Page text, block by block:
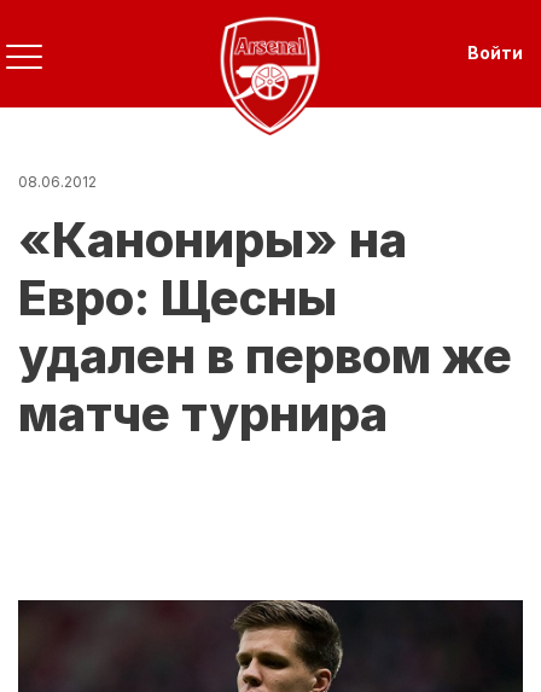
Перейти
к
основному
содержанию
Войти
08.06.2012
«Канониры» на
Евро: Щесны
удален в первом же
матче турнира